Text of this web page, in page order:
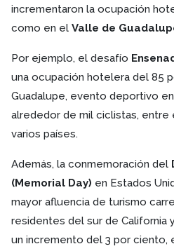
incrementaron la ocupación
como en el Valle de
Por ejemplo, el desafío
una ocupación hotelera del 85
Guadalupe, evento deportivo
alrededor de mil ciclistas,
varios países.
Además, la conmemoración del
(Memorial Day) en Estados
mayor afluencia de turismo
residentes del sur de California
un incremento del 3 por ciento,